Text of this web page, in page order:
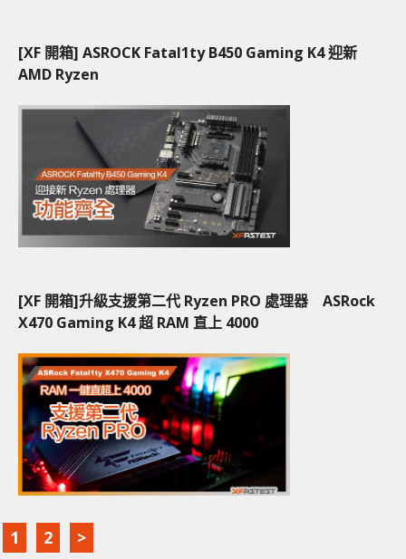
[XF 開箱] ASROCK Fatal1ty B450 Gaming K4 迎新
AMD Ryzen
[XF 開箱]升級支援第二代 Ryzen PRO 處理器 ASRock
X470 Gaming K4 超 RAM 直上 4000
1 2 >